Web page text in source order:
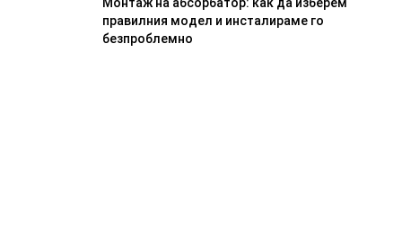
правилния модел и инсталираме го
безпроблемно